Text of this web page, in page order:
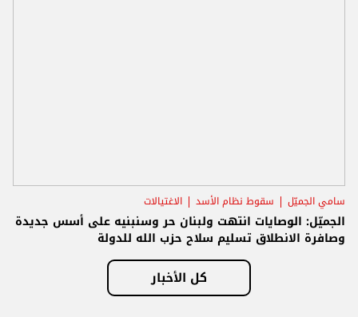
سامي الجميّل سقوط نظام الأسد الاغتيالات
الجميّل: الوصايات انتهت ولبنان حر وسنبنيه على أسس جديدة
وصافرة الانطلاق تسليم سلاح حزب الله للدولة
كل الأخبار